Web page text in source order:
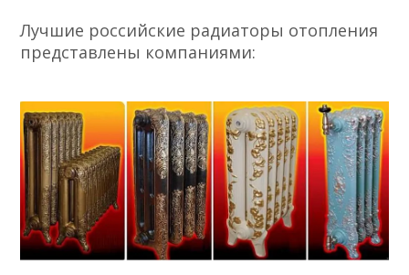
Лучшие российские радиаторы отопления
представлены компаниями: